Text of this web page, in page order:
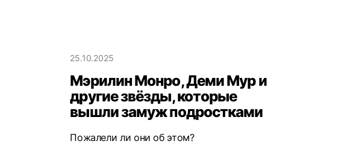
25.10.2025
Мэрилин Монро, Деми Мур и
другие звёзды, которые
вышли замуж подростками
Пожалели ли они об этом?